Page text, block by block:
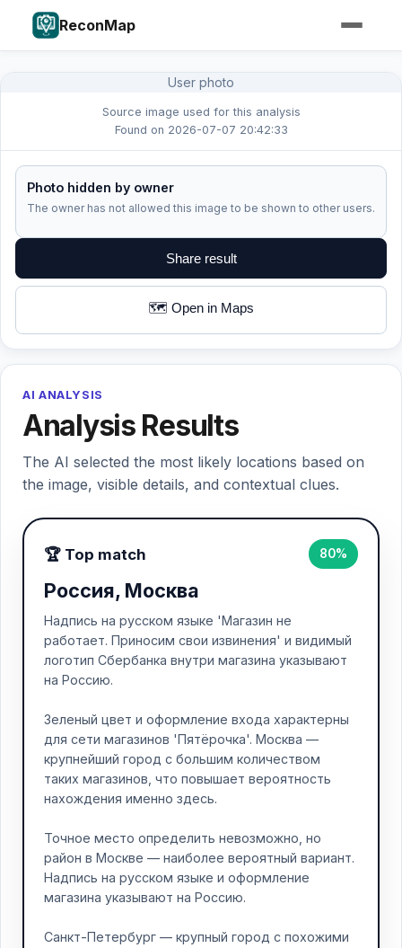
ReconMap
User photo
Source image used for this analysis
Found on 2026-07-07 20:42:33
Photo hidden by owner
The owner has not allowed this image to be shown to other users.
Share result
🗺️ Open in Maps
AI ANALYSIS
Analysis Results
The AI selected the most likely locations based on
the image, visible details, and contextual clues.
🏆 Top match 80%
Россия, Москва
Надпись на русском языке 'Магазин не
работает. Приносим свои извинения' и видимый
логотип Сбербанка внутри магазина указывают
на Россию.
Зеленый цвет и оформление входа характерны
для сети магазинов 'Пятёрочка'. Москва —
крупнейший город с большим количеством
таких магазинов, что повышает вероятность
нахождения именно здесь.
Точное место определить невозможно, но
район в Москве — наиболее вероятный вариант.
Надпись на русском языке и оформление
магазина указывают на Россию.
Санкт-Петербург — крупный город с похожими